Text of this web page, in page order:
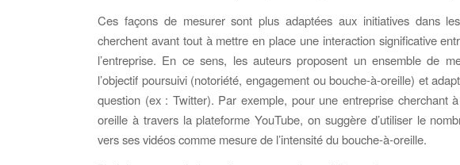
Ces façons de mesurer sont plus adaptées aux initiatives dans
cherchent avant tout à mettre en place une interaction significative
l’entreprise. En ce sens, les auteurs proposent un ensemble de
l’objectif poursuivi (notoriété, engagement ou bouche-à-oreille) et
question (ex : Twitter). Par exemple, pour une entreprise cherchant
oreille à travers la plateforme YouTube, on suggère d’utiliser le
vers ses vidéos comme mesure de l’intensité du bouche-à-oreille.